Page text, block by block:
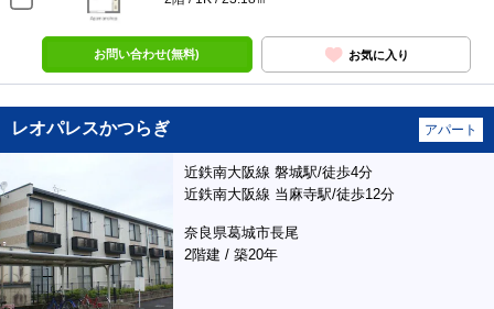
お問い合わせ(無料) お気に入り
レオパレスかつらぎ アパート
近鉄南大阪線 磐城駅/徒歩4分
近鉄南大阪線 当麻寺駅/徒歩12分
奈良県葛城市長尾
2階建 / 築20年